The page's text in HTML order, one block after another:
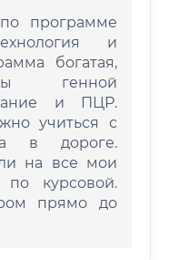
программе
и
богатая,
генной
и ПЦР.
учиться с
в дороге.
на все мои
курсовой.
прямо до